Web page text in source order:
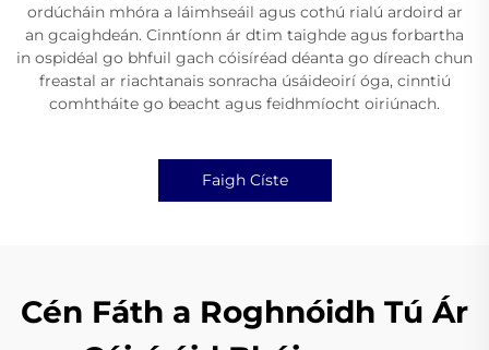
ordúcháin mhóra a láimhseáil agus cothú rialú ardoird ar
an gcaighdeán. Cinntíonn ár dtim taighde agus forbartha
in ospidéal go bhfuil gach cóisíréad déanta go díreach chun
freastal ar riachtanais sonracha úsáideoirí óga, cinntiú
comhtháite go beacht agus feidhmíocht oiriúnach.
Faigh Císte
Cén Fáth a Roghnóidh Tú Ár